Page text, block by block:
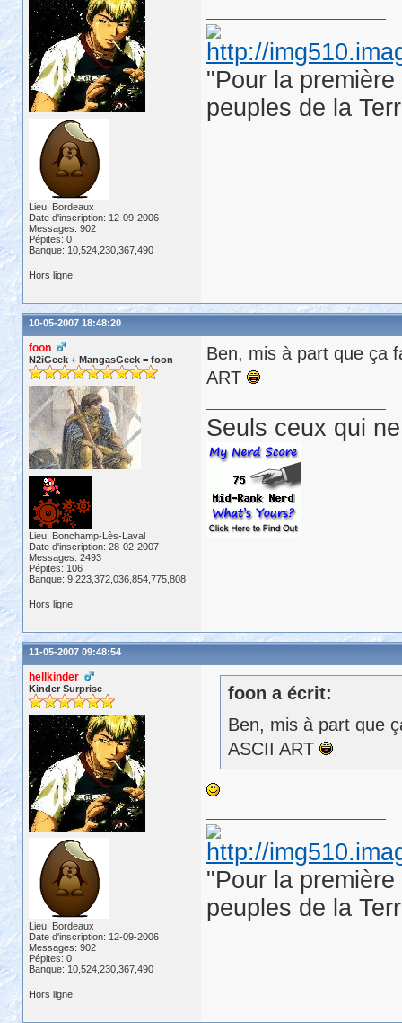
Lieu: Bordeaux
Date d'inscription: 12-09-2006
Messages: 902
Pépites: 0
Banque: 10,524,230,367,490
"Pour la
peuples de la
Hors ligne
10-05-2007 18:48:20
foon
N2iGeek + MangasGeek = foon
Lieu: Bonchamp-Lès-Laval
Date d'inscription: 28-02-2007
Messages: 2493
Pépites: 106
Banque: 9,223,372,036,854,775,808
Ben, mis à part que ça
ART
Seuls ceux qui
Hors ligne
11-05-2007 09:48:54
hellkinder
Kinder Surprise
Lieu: Bordeaux
Date d'inscription: 12-09-2006
Messages: 902
Pépites: 0
Banque: 10,524,230,367,490
foon a écrit:
Ben, mis à part que
ASCII ART
"Pour la
peuples de la
Hors ligne